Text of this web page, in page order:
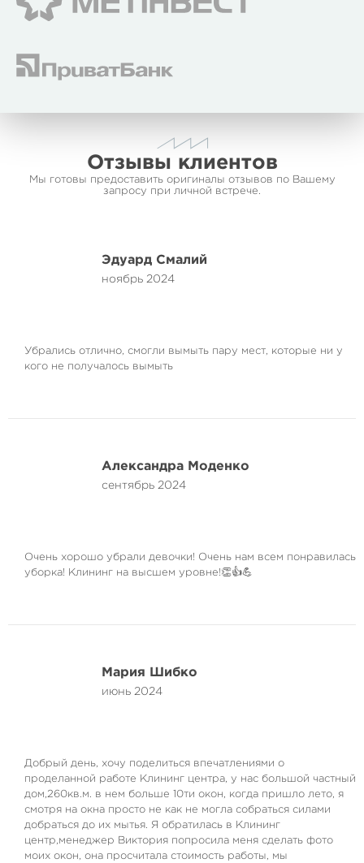
Отзывы клиентов
Мы готовы предоставить оригиналы отзывов по Вашему
запросу при личной встрече.
Эдуард Смалий
ноябрь 2024
Убрались отлично, смогли вымыть пару мест, которые ни у
кого не получалось вымыть
Александра Моденко
сентябрь 2024
Очень хорошо убрали девочки! Очень нам всем понравилась
уборка! Клининг на высшем уровне!👏👍💪
Мария Шибко
июнь 2024
Добрый день, хочу поделиться впечатлениями о
проделанной работе Клининг центра, у нас большой частный
дом,260кв.м. в нем больше 10ти окон, когда пришло лето, я
смотря на окна просто не как не могла собраться силами
добраться до их мытья. Я обратилась в Клининг
центр,менеджер Виктория попросила меня сделать фото
моих окон, она просчитала стоимость работы, мы